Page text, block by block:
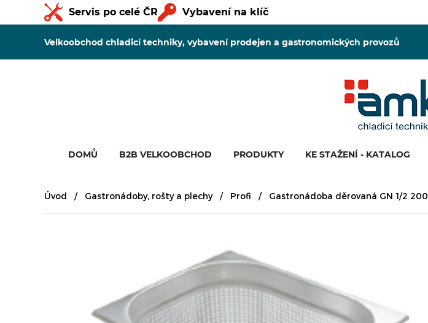
Servis po celé ČR Vybavení na klíč
Velkoobchod chladicí techniky, vybavení prodejen a gastronomických provozů
DOMŮ B2B VELKOOBCHOD PRODUKTY KE STAŽENÍ - KATALOG
Úvod Gastronádoby, rošty a plechy Profi Gastronádoba děrovaná GN 1/2 200